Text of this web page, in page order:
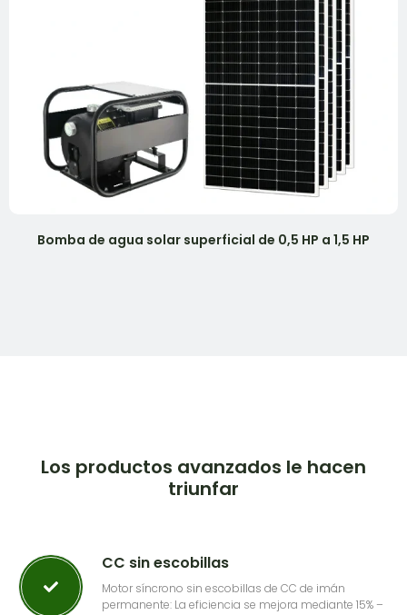
Bomba de agua solar superficial de 0,5 HP a 1,5 HP
Los productos avanzados le hacen
triunfar
CC sin escobillas
Motor síncrono sin escobillas de CC de imán
permanente: La eficiencia se mejora mediante 15% –